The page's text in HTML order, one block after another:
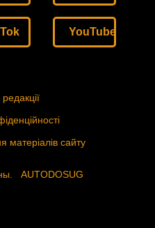
YouTube
матеріалів сайту
AUTODOSUG